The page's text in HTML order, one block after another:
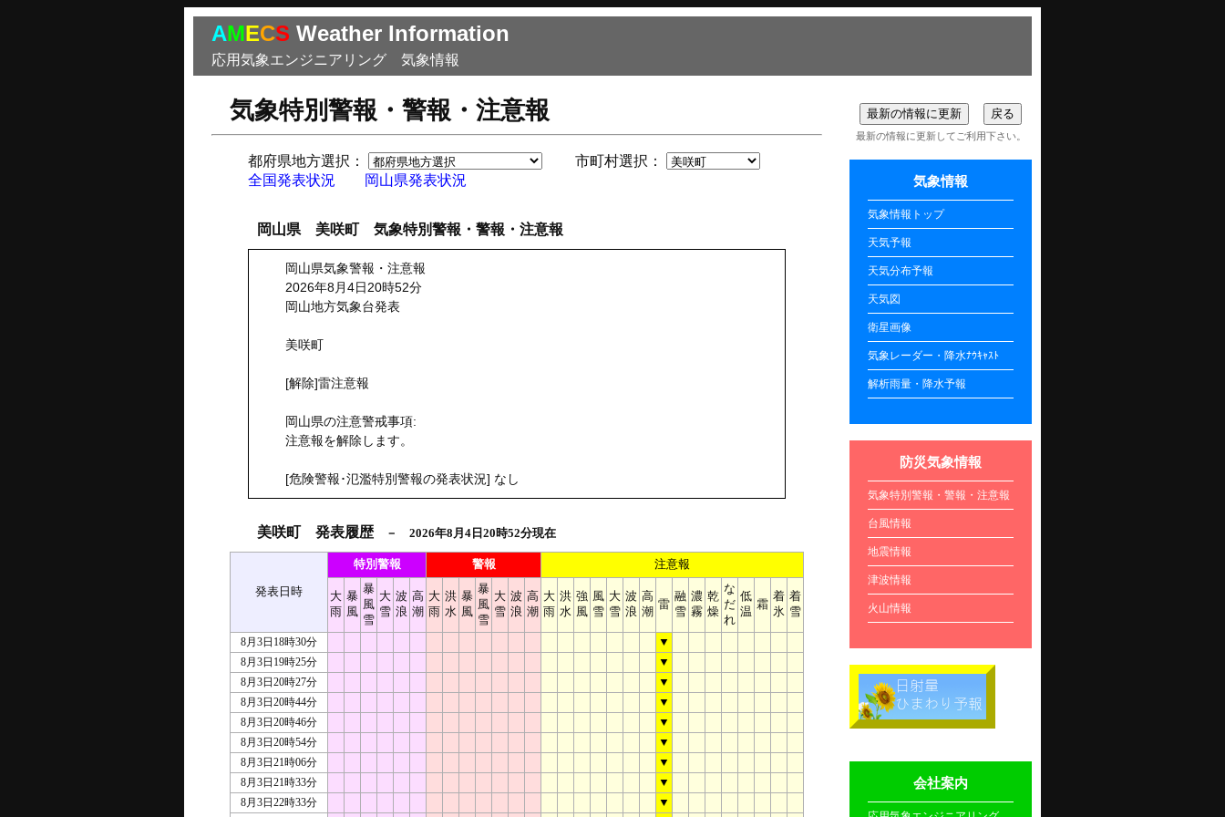
AMECS Weather Information
応用気象エンジニアリング 気象情報
気象特別警報・警報・注意報
都府県地方選択：
市町村選択：
全国発表状況
岡山県発表状況
岡山県 美咲町 気象特別警報・警報・注意報
岡山県気象警報・注意報
2026年8月4日20時52分
岡山地方気象台発表
美咲町
[解除]雷注意報
岡山県の注意警戒事項:
注意報を解除します。
[危険警報･氾濫特別警報の発表状況] なし
美咲町 発表履歴－ 2026年8月4日20時52分現在
発表日時
特別警報 警報 注意報
大
雨
暴
風
暴
風
雪
大
雪
波
浪
高
潮
大
雨
洪
水
暴
風
暴
風
雪
大
雪
波
浪
高
潮
大
雨
洪
水
強
風
風
雪
大
雪
波
浪
高
潮
雷
融
雪
濃
霧
乾
燥
な
だ
れ
低
温
霜
着
氷
着
雪
8月3日18時30分
▼
8月3日19時25分
▼
8月3日20時27分
▼
8月3日20時44分
▼
8月3日20時46分
▼
8月3日20時54分
▼
8月3日21時06分
▼
8月3日21時33分
▼
8月3日22時33分
▼
最新の情報に更新してご利用下さい。
気象情報
気象情報トップ
天気予報
天気分布予報
天気図
衛星画像
気象レーダー・降水ﾅｳｷｬｽﾄ
解析雨量・降水予報
防災気象情報
気象特別警報・警報・注意報
台風情報
地震情報
津波情報
火山情報
会社案内